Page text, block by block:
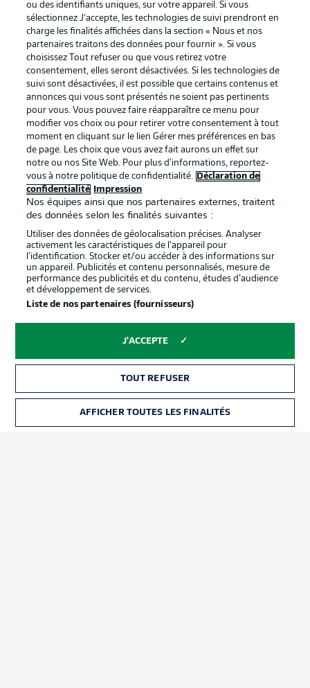
Football as it's meant to be
Proposé par
services
Mentions Légales Gérer mes préférences
Diffuseurs
Travaux Contact
ou des identifiants uniques, sur votre appareil. Si vous
sélectionnez J'accepte, les technologies de suivi prendront en
charge les finalités affichées dans la section « Nous et nos
partenaires traitons des données pour fournir ». Si vous
choisissez Tout refuser ou que vous retirez votre
consentement, elles seront désactivées. Si les technologies de
suivi sont désactivées, il est possible que certains contenus et
annonces qui vous sont présentés ne soient pas pertinents
pour vous. Vous pouvez faire réapparaître ce menu pour
modifier vos choix ou pour retirer votre consentement à tout
moment en cliquant sur le lien Gérer mes préférences en bas
de page. Les choix que vous avez fait aurons un effet sur
notre ou nos Site Web. Pour plus d’informations, reportez-
vous à notre politique de confidentialité.
Déclaration de
confidentialité
Impression
Nos équipes ainsi que nos partenaires externes, traitent
des données selon les finalités suivantes :
Utiliser des données de géolocalisation précises. Analyser
activement les caractéristiques de l’appareil pour
l’identification. Stocker et/ou accéder à des informations sur
un appareil. Publicités et contenu personnalisés, mesure de
performance des publicités et du contenu, études d’audience
et développement de services.
Liste de nos partenaires (fournisseurs)
J'ACCEPTE
TOUT REFUSER
AFFICHER TOUTES LES FINALITÉS